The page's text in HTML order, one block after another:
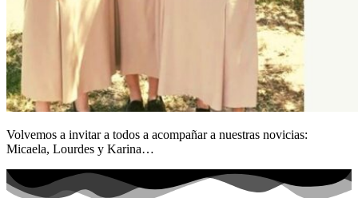
Volvemos a invitar a todos a acompañar a nuestras novicias:
Micaela, Lourdes y Karina…